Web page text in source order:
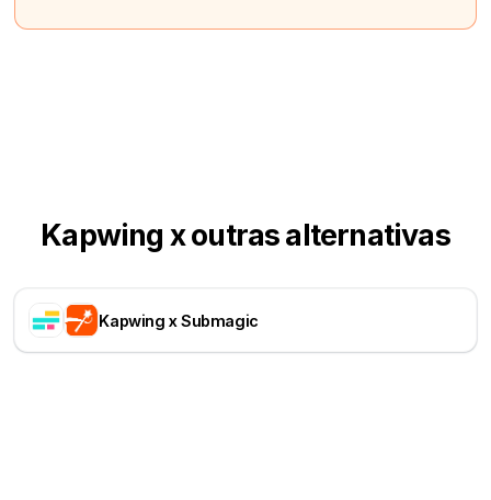
Kapwing x outras alternativas
Kapwing x Submagic